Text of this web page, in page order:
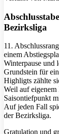
Bezirksliga
11.
einem
Winterpause und
Grundstein für
Highligts zählte
Weil auf eigenem
Saisontiefpunkt
Auf jeden Fall
der Bezirksliga.
Gratulation und